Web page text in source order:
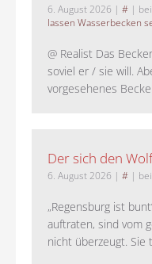
6. August 2026 | # | bei
lassen Wasserbecken
@ Realist Das
soviel er / sie will.
vorgesehenes
Der sich den
6. August 2026 | # | bei
„Regensburg ist
auftraten, sind vom
nicht überzeugt. Sie